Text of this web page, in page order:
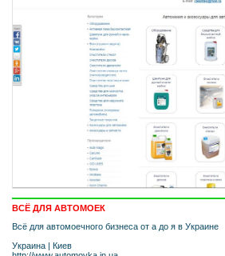
ВСЁ ДЛЯ АВТОМОЕК
Всё для автомоечного бизнеса от а до я в Украине
Украина | Киев